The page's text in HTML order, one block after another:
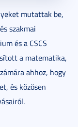
mutattak be,
szakmai
és a CSCS
a matematika,
ahhoz, hogy
és közösen